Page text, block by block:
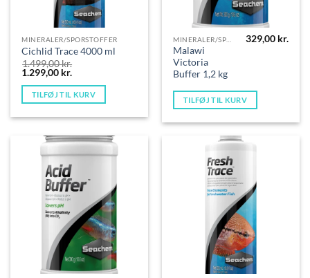
MINERALER/SPORSTOFFER
Cichlid Trace 4000 ml
1.499,00kr.
Den
oprindelige
pris
var:
1.299,00 kr.Den
pris
er:
TILFØJ TIL KURV
Malawi
Victoria
Buffer 1,2 kg
329,00 kr.
TILFØJ TIL KURV